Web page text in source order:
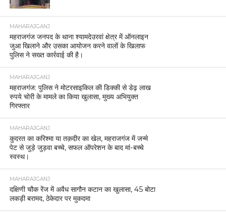
MAHARAJGANJ
महराजगंज जनपद के थाना श्यामदेउरवां क्षेत्र में ऑनलाइन
जुआ खिलाने और उसका आयोजन करने वालों के खिलाफ
पुलिस ने सख्त कार्रवाई की है।
MAHARAJGANJ
महराजगंज: पुलिस ने मोटरसाइकिल की डिक्की से डेढ़ लाख
रुपये चोरी के मामले का किया खुलासा, मुख्य अभियुक्त
गिरफ्तार
MAHARAJGANJ
कुदरत का करिश्मा या तक़दीर का खेल, महराजगंज में जन्मे
पेट से जुड़े जुड़वा बच्चे, सफल ऑपरेशन के बाद मां-बच्चे
स्वस्थ।
MAHARAJGANJ
दक्षिणी चौक रेंज में अवैध सागौन कटान का खुलासा, 45 बोटा
लकड़ी बरामद, ठेकेदार पर मुकदमा